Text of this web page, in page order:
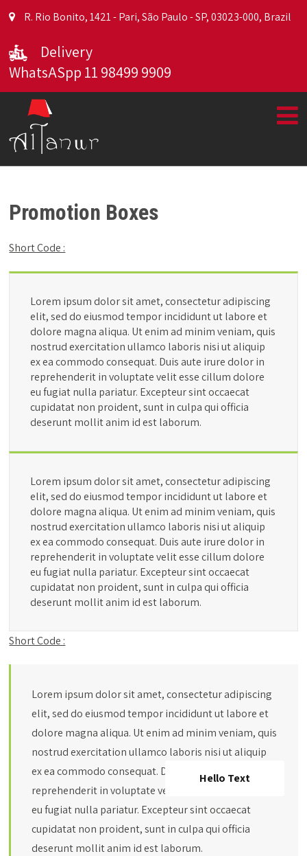
R. Rio Bonito, 1421 - Pari, São Paulo - SP, 03023-000, Brazil
Delivery
WhatsASpp 11 98499 9909
Promotion Boxes
Short Code :
Lorem ipsum dolor sit amet, consectetur adipiscing
elit, sed do eiusmod tempor incididunt ut labore et
dolore magna aliqua. Ut enim ad minim veniam, quis
nostrud exercitation ullamco laboris nisi ut aliquip
ex ea commodo consequat. Duis aute irure dolor in
reprehenderit in voluptate velit esse cillum dolore
eu fugiat nulla pariatur. Excepteur sint occaecat
cupidatat non proident, sunt in culpa qui officia
deserunt mollit anim id est laborum.
Lorem ipsum dolor sit amet, consectetur adipiscing
elit, sed do eiusmod tempor incididunt ut labore et
dolore magna aliqua. Ut enim ad minim veniam, quis
nostrud exercitation ullamco laboris nisi ut aliquip
ex ea commodo consequat. Duis aute irure dolor in
reprehenderit in voluptate velit esse cillum dolore
eu fugiat nulla pariatur. Excepteur sint occaecat
cupidatat non proident, sunt in culpa qui officia
deserunt mollit anim id est laborum.
Short Code :
Lorem ipsum dolor sit amet, consectetur adipiscing
elit, sed do eiusmod tempor incididunt ut labore et
dolore magna aliqua. Ut enim ad minim veniam, quis
nostrud exercitation ullamco laboris nisi ut aliquip
ex ea commodo consequat. Duis aute irure dolor in
reprehenderit in voluptate velit esse cillum dolore
eu fugiat nulla pariatur. Excepteur sint occaecat
cupidatat non proident, sunt in culpa qui officia
deserunt mollit anim id est laborum.
Hello Text